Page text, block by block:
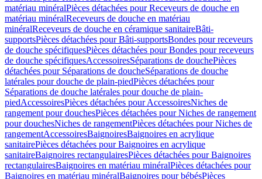
matériau minéralPièces détachées pour Receveurs de douche en
matériau minéralReceveurs de douche en matériau
minéralReceveurs de douche en céramique sanitaireBâti-
supportsPièces détachées pour Bâti-supportsBondes pour receveurs
de douche spécifiquesPièces détachées pour Bondes pour receveurs
de douche spécifiquesAccessoiresSéparations de douchePièces
détachées pour Séparations de doucheSéparations de douche
latérales pour douche de plain-piedPièces détachées pour
Séparations de douche latérales pour douche de plain-
piedAccessoiresPièces détachées pour AccessoiresNiches de
rangement pour douchesPièces détachées pour Niches de rangement
pour douchesNiches de rangementPièces détachées pour Niches de
rangementAccessoiresBaignoiresBaignoires en acrylique
sanitairePièces détachées pour Baignoires en acrylique
sanitaireBaignoires rectangulairesPièces détachées pour Baignoires
rectangulairesBaignoires en matériau minéralPièces détachées pour
Baignoires en matériau minéralBaignoires pour bébésPièces